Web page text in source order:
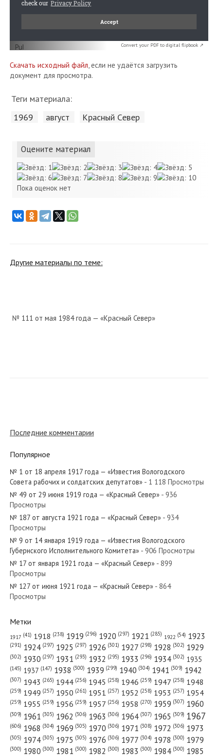
Convert your PDF to digital flipbook ↗
Скачать исходный файл, если не удаётся загрузить
документ для просмотра.
Теги материала:
1969 август Красный Cевер
Оцените материал
Пока оценок нет
Другие материалы по теме:
№ 111 от мая 1984 года — «Красный Север»
№ 92 от апреля 1978 года — «Красный Север»
№ 229 от ноября 1946 года — «Красный Север»
№ 42 от февраля 1980 года — «Красный Север»
№ 255 от октября 1964 года — «Красный Север»
№ 282 от декабря 1967 года — «Красный Север»
Последние комментарии
Популярное
№ 1 от 18 апреля 1917 года — «Известия Вологодского
Совета рабочих и солдатских депутатов» - 1 118 Просмотры
№ 49 от 29 июня 1919 года — «Красный Север» - 936
Просмотры
№ 187 от августа 1921 года — «Красный Север» - 934
Просмотры
№ 9 от 14 января 1919 года — «Известия Вологодского
Губернского Исполнительного Комитета» - 906 Просмотры
№ 17 от января 1921 года — «Красный Север» - 899
Просмотры
№ 127 от июня 1921 года — «Красный Север» - 864
Просмотры
Метки
1917 (41) 1918 (238) 1919 (296) 1920 (297) 1921 (285) 1922 (54) 1923
(291) 1924 (297) 1925 (297) 1926 (301) 1927 (298) 1928 (302) 1929
(302) 1930 (297) 1931 (293) 1932 (295) 1933 (296) 1934 (302) 1935
(145) 1937 (147) 1938 (300) 1939 (299) 1940 (304) 1941 (309) 1942
(307) 1943 (265) 1944 (256) 1945 (258) 1946 (259) 1947 (258) 1948
(259) 1949 (257) 1950 (261) 1951 (257) 1952 (258) 1953 (257) 1954
(259) 1955 (259) 1956 (259) 1957 (256) 1958 (270) 1959 (307) 1960
(309) 1961 (305) 1962 (306) 1963 (306) 1964 (307) 1965 (309) 1967
(606) 1968 (304) 1969 (305) 1970 (306) 1971 (308) 1972 (306) 1973
(305) 1974 (305) 1975 (305) 1976 (306) 1977 (304) 1978 (300) 1979
(300) 1980 (300) 1981 (300) 1982 (300) 1983 (300) 1984 (300) 1985